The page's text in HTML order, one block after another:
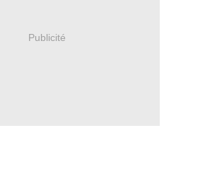
Publicité